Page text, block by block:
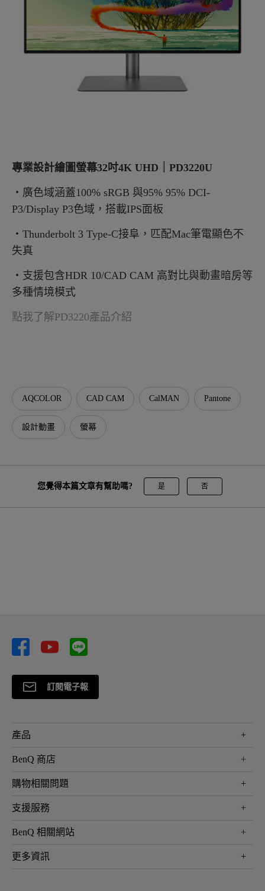
專業設計繪圖螢幕32吋4K UHD｜PD3220U
・廣色域涵蓋100% sRGB 與95% 95% DCI-
P3/Display P3色域，搭載IPS面板
・Thunderbolt 3 Type-C接阜，匹配Mac筆電顯色不
失真
・支援包含HDR 10/CAD CAM 高對比與動畫暗房等
多種情境模式
點我了解PD3220產品介紹
AQCOLOR CAD CAM CalMAN Pantone
設計動畫 螢幕
您覺得本篇文章有幫助嗎? 是 否
訂閱電子報
產品
大型液晶
投影機
智慧照明
專業拍物視訊鏡頭
BenQ 商店
最新產品與活動
尋找銷售據點
會員綁定LINE教學
購物相關問題
第一次購物就上手
延長保固購買
贈品兌換網站首頁
支援服務
服務公告
保固條例
BenQ 相關網站
專業商用解決方案
更多資訊